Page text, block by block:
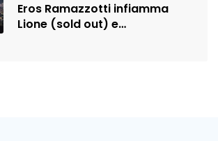
Eros Ramazzotti infiamma
Lione (sold out) e